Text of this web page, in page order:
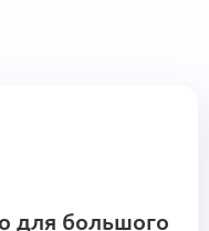
для большого